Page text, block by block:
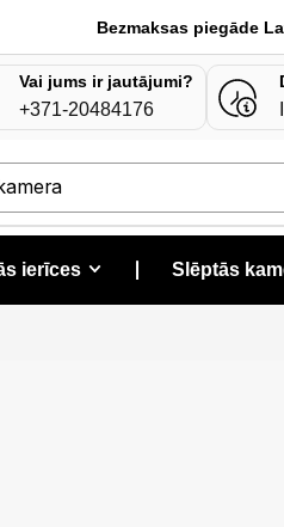
Bezmaksas piegāde
Vai jums ir jautājumi?
+371-20484176
ierīces Slēptās